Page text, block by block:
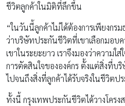
ชีวิตลูกค้าในมิติที่ลึกขึ้น
“ในวันนี้ลูกค้าไม่ได้ต้องการเพียงกร
ว่าบริษัทประกันชีวิตที่เขาเลือกมอบค
เขาในระยะยาว เราจึงมองว่าความ
การตัดสินใจขององค์กร ตั้งแต่สิ่งที่
ไปจนถึงสิ่งที่ลูกค้าได้รับจริงในชีวิตป
ทั้งนี้ กรุงเทพประกันชีวิตได้วางโคร